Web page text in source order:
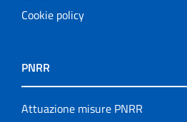
Cookie policy
PNRR
Attuazione misure PNRR